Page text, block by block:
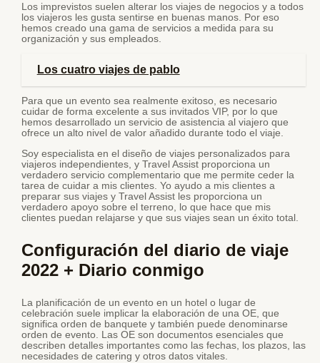
Los imprevistos suelen alterar los viajes de negocios y a todos
los viajeros les gusta sentirse en buenas manos. Por eso
hemos creado una gama de servicios a medida para su
organización y sus empleados.
Los cuatro viajes de pablo
Para que un evento sea realmente exitoso, es necesario
cuidar de forma excelente a sus invitados VIP, por lo que
hemos desarrollado un servicio de asistencia al viajero que
ofrece un alto nivel de valor añadido durante todo el viaje.
Soy especialista en el diseño de viajes personalizados para
viajeros independientes, y Travel Assist proporciona un
verdadero servicio complementario que me permite ceder la
tarea de cuidar a mis clientes. Yo ayudo a mis clientes a
preparar sus viajes y Travel Assist les proporciona un
verdadero apoyo sobre el terreno, lo que hace que mis
clientes puedan relajarse y que sus viajes sean un éxito total.
Configuración del diario de viaje
2022 + Diario conmigo
La planificación de un evento en un hotel o lugar de
celebración suele implicar la elaboración de una OE, que
significa orden de banquete y también puede denominarse
orden de evento. Las OE son documentos esenciales que
describen detalles importantes como las fechas, los plazos, las
necesidades de catering y otros datos vitales.